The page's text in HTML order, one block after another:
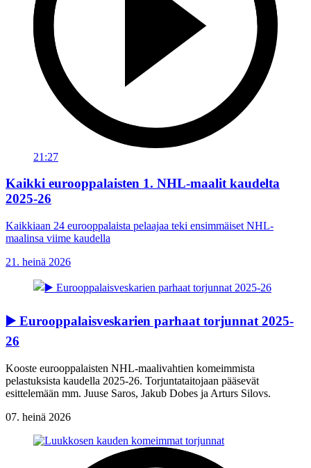
21:27
Kaikki eurooppalaisten 1. NHL-maalit kaudelta
2025-26
Kaikkiaan 24 eurooppalaista pelaajaa teki ensimmäiset NHL-
maalinsa viime kaudella
21. heinä 2026
▶️ Eurooppalaisveskarien parhaat torjunnat 2025-
26
Kooste eurooppalaisten NHL-maalivahtien komeimmista
pelastuksista kaudella 2025-26. Torjuntataitojaan pääsevät
esittelemään mm. Juuse Saros, Jakub Dobes ja Arturs Silovs.
07. heinä 2026